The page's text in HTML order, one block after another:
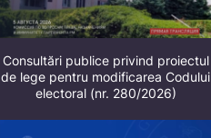
Consultări publice privind proiectul
de lege pentru modificarea Codului
electoral (nr. 280/2026)